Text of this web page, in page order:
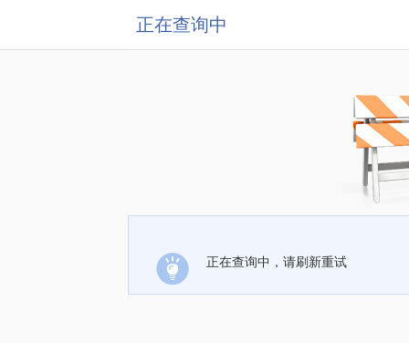
正在查询中
正在查询中，请刷新重试